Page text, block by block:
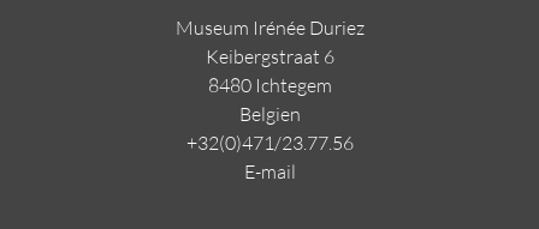
Museum Irénée Duriez
Keibergstraat 6
8480 Ichtegem
Belgien
+32(0)471/23.77.56
E-mail